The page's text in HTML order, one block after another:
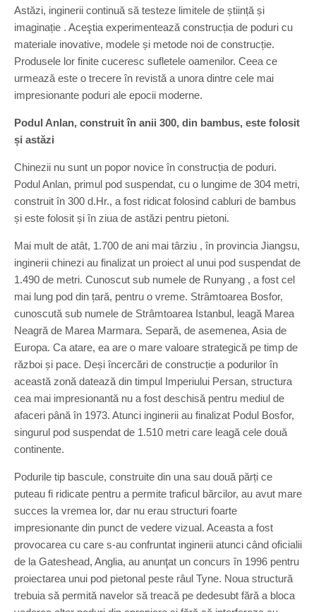
Astăzi, inginerii continuă să testeze limitele de știință și
imaginație . Aceştia experimentează construcția de poduri cu
materiale inovative, modele și metode noi de construcție.
Produsele lor finite cuceresc sufletele oamenilor. Ceea ce
urmează este o trecere în revistă a unora dintre cele mai
impresionante poduri ale epocii moderne.
Podul Anlan, construit în anii 300, din bambus, este folosit
și astăzi
Chinezii nu sunt un popor novice în construcția de poduri.
Podul Anlan, primul pod suspendat, cu o lungime de 304 metri,
construit în 300 d.Hr., a fost ridicat folosind cabluri de bambus
și este folosit și în ziua de astăzi pentru pietoni.
Mai mult de atât, 1.700 de ani mai târziu , în provincia Jiangsu,
inginerii chinezi au finalizat un proiect al unui pod suspendat de
1.490 de metri. Cunoscut sub numele de Runyang , a fost cel
mai lung pod din țară, pentru o vreme. Strâmtoarea Bosfor,
cunoscută sub numele de Strâmtoarea Istanbul, leagă Marea
Neagră de Marea Marmara. Separă, de asemenea, Asia de
Europa. Ca atare, ea are o mare valoare strategică pe timp de
război și pace. Deși încercări de construcție a podurilor în
această zonă datează din timpul Imperiului Persan, structura
cea mai impresionantă nu a fost deschisă pentru mediul de
afaceri până în 1973. Atunci inginerii au finalizat Podul Bosfor,
singurul pod suspendat de 1.510 metri care leagă cele două
continente.
Podurile tip bascule, construite din una sau două părți ce
puteau fi ridicate pentru a permite traficul bărcilor, au avut mare
succes la vremea lor, dar nu erau structuri foarte
impresionante din punct de vedere vizual. Aceasta a fost
provocarea cu care s-au confruntat inginerii atunci când oficialii
de la Gateshead, Anglia, au anunţat un concurs în 1996 pentru
proiectarea unui pod pietonal peste râul Tyne. Noua structură
trebuia să permită navelor să treacă pe dedesubt fără a bloca